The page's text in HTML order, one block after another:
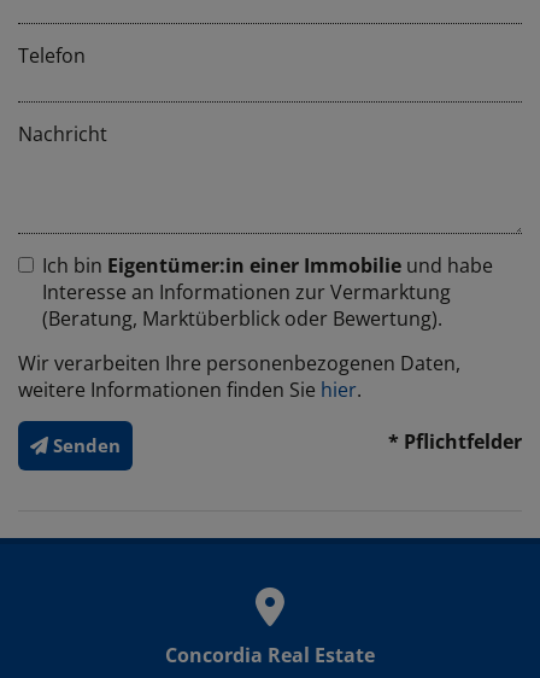
Telefon
Nachricht
Ich bin Eigentümer:in einer Immobilie und habe
Interesse an Informationen zur Vermarktung
(Beratung, Marktüberblick oder Bewertung).
Wir verarbeiten Ihre personenbezogenen Daten,
weitere Informationen finden Sie hier.
Senden * Pflichtfelder
Concordia Real Estate